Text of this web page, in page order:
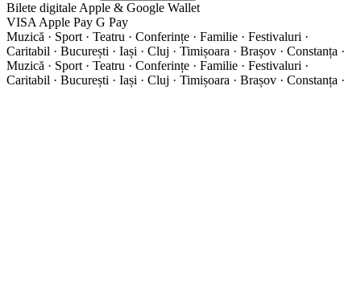
Bilete digitale Apple & Google Wallet
VISA Apple Pay G Pay
Muzică · Sport · Teatru · Conferințe · Familie · Festivaluri ·
Caritabil · București · Iași · Cluj · Timișoara · Brașov · Constanța ·
Muzică · Sport · Teatru · Conferințe · Familie · Festivaluri ·
Caritabil · București · Iași · Cluj · Timișoara · Brașov · Constanța ·